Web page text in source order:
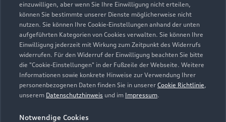
einzuwilligen, aber wenn Sie Ihre Einwilligung nicht erteilen,
können Sie bestimmte unserer Dienste möglicherweise nicht
nutzen. Sie können Ihre Cookie-Einstellungen anhand der unten
aufgeführten Kategorien von Cookies verwalten. Sie können Ihre
Einwilligung jederzeit mit Wirkung zum Zeitpunkt des Widerrufs
widerrufen. Für den Widerruf der Einwilligung beachten Sie bitte
die "Cookie-Einstellungen" in der Fußzeile der Webseite. Weitere
Informationen sowie konkrete Hinweise zur Verwendung Ihrer
personenbezogenen Daten finden Sie in unserer Cookie Richtlinie,
unserem Datenschutzhinweis und im Impressum.
Notwendige Cookies